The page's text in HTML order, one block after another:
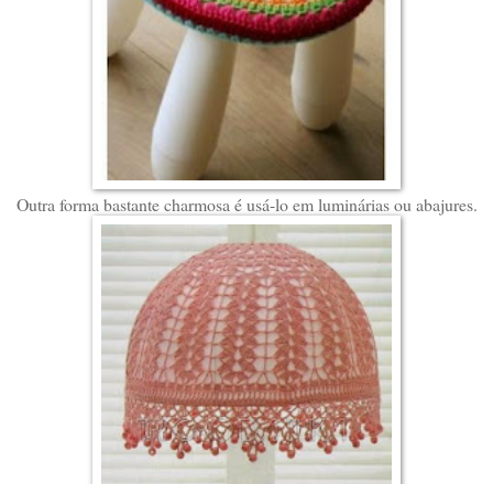
Outra forma bastante charmosa é usá-lo em luminárias ou abajures.